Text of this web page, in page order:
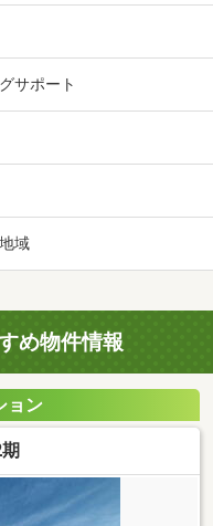
サポート
域
め物件情報
ョン